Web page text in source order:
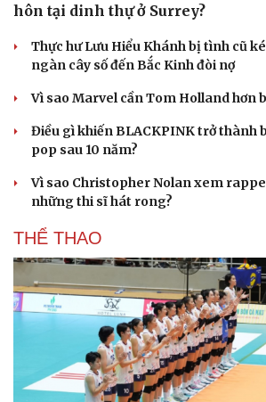
hôn tại dinh thự ở Surrey?
Thực hư Lưu Hiểu Khánh bị tình cũ
ngàn cây số đến Bắc Kinh đòi nợ
Vì sao Marvel cần Tom Holland hơn
Điều gì khiến BLACKPINK trở thành
pop sau 10 năm?
Vì sao Christopher Nolan xem
những thi sĩ hát rong?
THỂ THAO